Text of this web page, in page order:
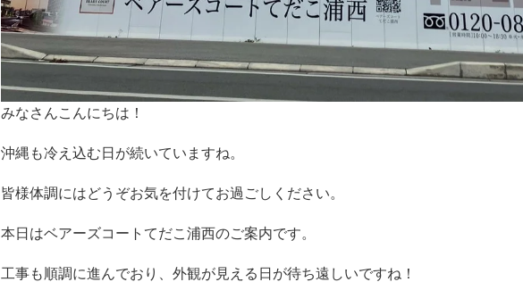
みなさんこんにちは！
沖縄も冷え込む日が続いていますね。
皆様体調にはどうぞお気を付けてお過ごしください。
本日はベアーズコートてだこ浦西のご案内です。
工事も順調に進んでおり、外観が見える日が待ち遠しいですね！